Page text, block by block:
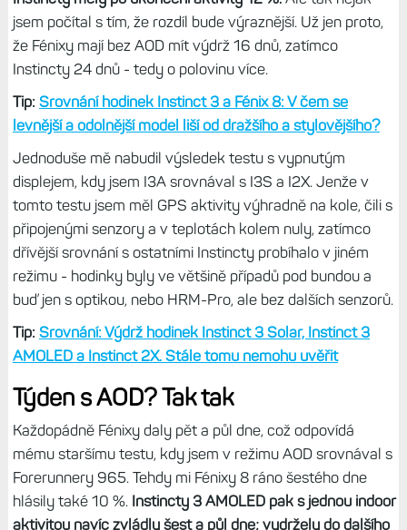
Počítal jsem s tím, že to F8 nedají a umřou těsně před
dokončením, ale domů jsem dorazil s 1 % nabitím.Aktivita
se stihla uložit a ještě jsem nafotil srovnávací fotky.
Instincty měly po ukončení aktivity 12 %. Ale tak nějak
jsem počítal s tím, že rozdíl bude výraznější. Už jen proto,
že Fénixy mají bez AOD mít výdrž 16 dnů, zatímco
Instincty 24 dnů - tedy o polovinu více.
Tip: Srovnání hodinek Instinct 3 a Fénix 8: V čem se
levnější a odolnější model liší od dražšího a stylovějšího?
Jednoduše mě nabudil výsledek testu s vypnutým
displejem, kdy jsem I3A srovnával s I3S a I2X. Jenže v
tomto testu jsem měl GPS aktivity výhradně na kole, čili s
připojenými senzory a v teplotách kolem nuly, zatímco
dřívější srovnání s ostatními Instincty probíhalo v jiném
režimu - hodinky byly ve většině případů pod bundou a
buď jen s optikou, nebo HRM-Pro, ale bez dalších senzorů.